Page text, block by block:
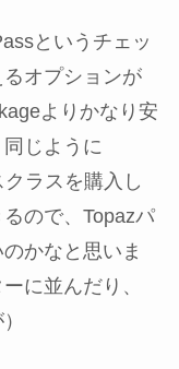
というチェッ
オプションが
よりかなり安
じように
ラスを購入し
ので、Topazパ
かなと思いま
に並んだり、